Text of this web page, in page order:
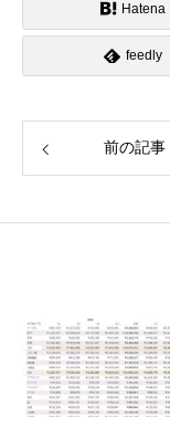
Hatena
feedly
前の記事